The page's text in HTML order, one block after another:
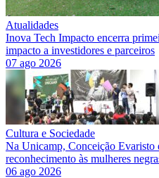
Atualidades
Inova Tech Impacto encerra
impacto a investidores e parceiros
07 ago 2026
Cultura e Sociedade
Na Unicamp, Conceição Evaristo
reconhecimento às mulheres
06 ago 2026